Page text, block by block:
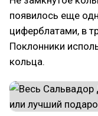
появилось еще
циферблатами, в
Поклонники
кольца.